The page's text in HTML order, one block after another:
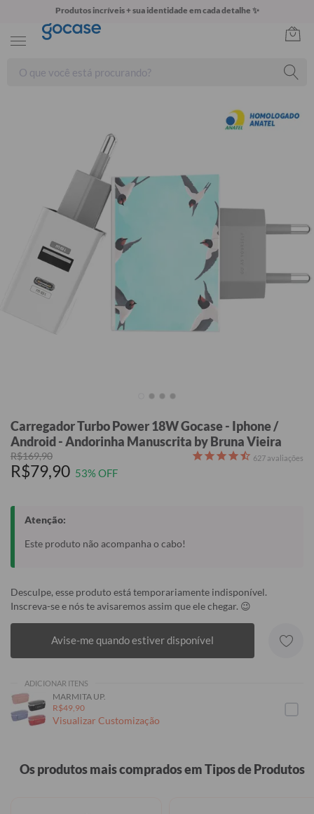
Produtos incríveis + sua identidade em cada detalhe ✨
Carregador Turbo Power 18W Gocase - Iphone /
Android - Andorinha Manuscrita by Bruna Vieira
R$169,90
R$79,90 53% OFF
627 avaliações
Atenção:
Este produto não acompanha o cabo!
Desculpe, esse produto está temporariamente indisponível.
Inscreva-se e nós te avisaremos assim que ele chegar. 😉
Avise-me quando estiver disponível
ADICIONAR ITENS
MARMITA UP.
R$49,90
Visualizar Customização
Os produtos mais comprados em Tipos de Produtos